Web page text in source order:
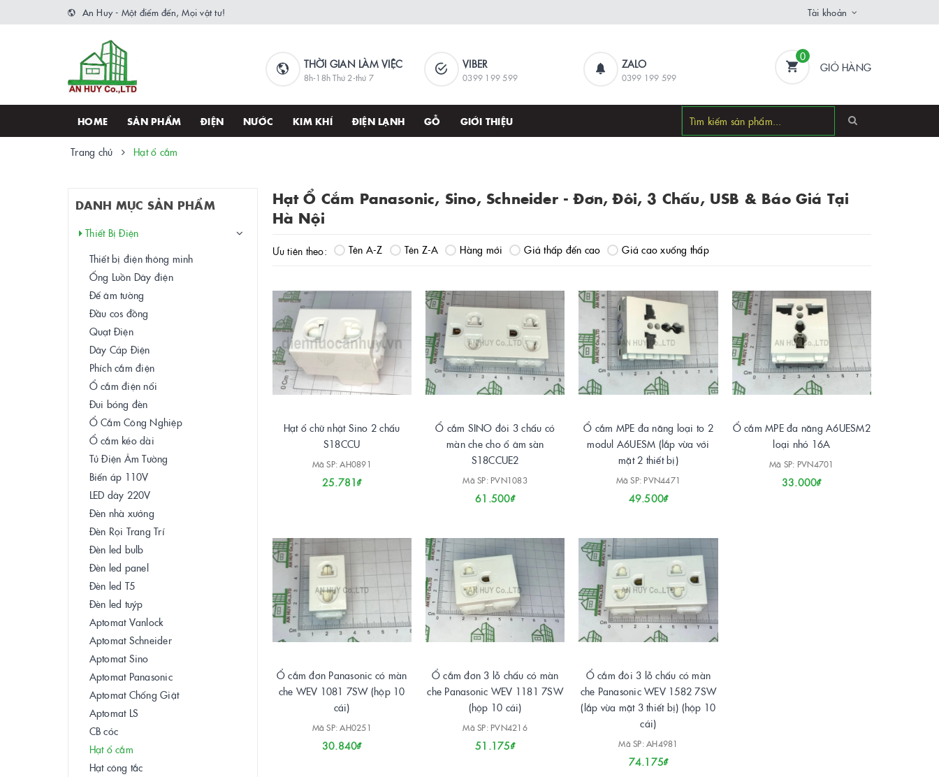
An Huy - Một điểm đến, Mọi vật tư! Tài khoản
THỜI GIAN LÀM VIỆC
8h-18h Thứ 2-thứ 7
VIBER
0399 199 599
ZALO
0399 199 599
0
GIỎ HÀNG
HOME SẢN PHẨM ĐIỆN NƯỚC KIM KHÍ ĐIỆN LẠNH GỖ GIỚI THIỆU
Trang chủ Hạt ổ cắm
Hạt Ổ Cắm Panasonic, Sino, Schneider - Đơn, Đôi, 3 Chấu, USB & Báo Giá Tại
Hà Nội
Ưu tiên theo: Tên A-Z Tên Z-A Hàng mới Giá thấp đến cao Giá cao xuống thấp
Hạt ổ chữ nhật Sino 2 chấu
S18CCU
Mã SP: AH0891
25.781₫
Ổ cắm SINO đôi 3 chấu có
màn che cho ổ âm sàn
S18CCUE2
Mã SP: PVN1083
61.500₫
Ổ cắm MPE đa năng loại to 2
modul A6UESM (lắp vừa với
mặt 2 thiết bị)
Mã SP: PVN4471
49.500₫
Ổ cắm MPE đa năng A6UESM2
loại nhỏ 16A
Mã SP: PVN4701
33.000₫
Ổ cắm đơn Panasonic có màn
che WEV 1081 7SW (hộp 10
cái)
Mã SP: AH0251
30.840₫
Ổ cắm đơn 3 lỗ chấu có màn
che Panasonic WEV 1181 7SW
(hộp 10 cái)
Mã SP: PVN4216
51.175₫
Ổ cắm đôi 3 lỗ chấu có màn
che Panasonic WEV 1582 7SW
(lắp vừa mặt 3 thiết bị) (hộp 10
cái)
Mã SP: AH4981
74.175₫
DANH MỤC SẢN PHẨM
Thiết Bị Điện
Thiết bị điện thông minh
Ống Luồn Dây điện
Đế âm tường
Đầu cos đồng
Quạt Điện
Dây Cáp Điện
Phích cắm điện
Ổ cắm điện nổi
Đui bóng đèn
Ổ Cắm Công Nghiệp
Ổ cắm kéo dài
Tủ Điện Âm Tường
Biến áp 110V
LED dây 220V
Đèn nhà xưởng
Đèn Rọi Trang Trí
Đèn led bulb
Đèn led panel
Đèn led T5
Đèn led tuýp
Aptomat Vanlock
Aptomat Schneider
Aptomat Sino
Aptomat Panasonic
Aptomat Chống Giật
Aptomat LS
CB cóc
Hạt ổ cắm
Hạt công tắc